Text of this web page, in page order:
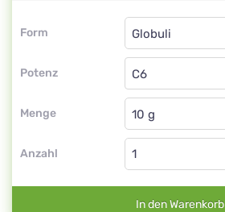
Form
Form
Potenz
Globuli
C6
Menge
Globuli
Anzahl
In den Warenkorb